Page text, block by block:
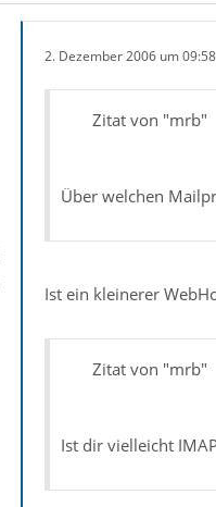
2. Dezember 2006 um 09:58
Zitat von "mrb"
Über welchen
Ist ein kleinerer
Zitat von "mrb"
Ist dir vielleicht